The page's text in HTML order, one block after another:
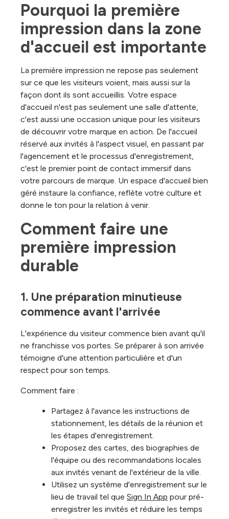
Pourquoi la première
impression dans la zone
d'accueil est importante
La première impression ne repose pas seulement
sur ce que les visiteurs voient, mais aussi sur la
façon dont ils sont accueillis. Votre espace
d'accueil n'est pas seulement une salle d'attente,
c'est aussi une occasion unique pour les visiteurs
de découvrir votre marque en action. De l'accueil
réservé aux invités à l'aspect visuel, en passant par
l'agencement et le processus d'enregistrement,
c'est le premier point de contact immersif dans
votre parcours de marque. Un espace d'accueil bien
géré instaure la confiance, reflète votre culture et
donne le ton pour la relation à venir.
Comment faire une
première impression
durable
1. Une préparation minutieuse
commence avant l'arrivée
L'expérience du visiteur commence bien avant qu'il
ne franchisse vos portes. Se préparer à son arrivée
témoigne d'une attention particulière et d'un
respect pour son temps.
Comment faire :
Partagez à l'avance les instructions de
stationnement, les détails de la réunion et
les étapes d'enregistrement.
Proposez des cartes, des biographies de
l'équipe ou des recommandations locales
aux invités venant de l'extérieur de la ville.
Utilisez un système d'enregistrement sur le
lieu de travail tel que Sign In App pour pré-
enregistrer les invités et réduire les temps